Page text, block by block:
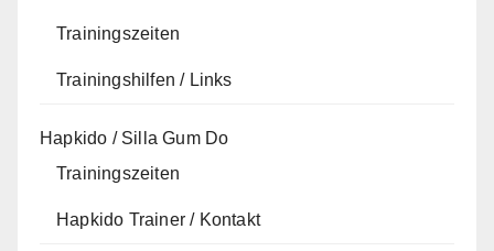
Trainingszeiten
Trainingshilfen / Links
Hapkido / Silla Gum Do
Trainingszeiten
Hapkido Trainer / Kontakt